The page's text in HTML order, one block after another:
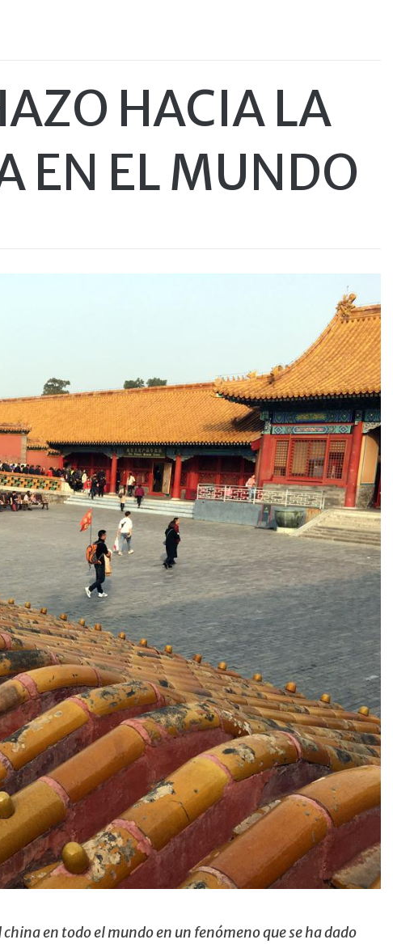
HACIA LA
EN EL MUNDO
en todo el mundo en un fenómeno que se ha dado